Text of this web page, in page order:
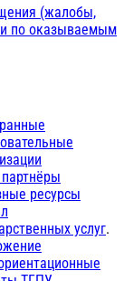
(жалобы,
по оказываемым
ресурсы
услуг.